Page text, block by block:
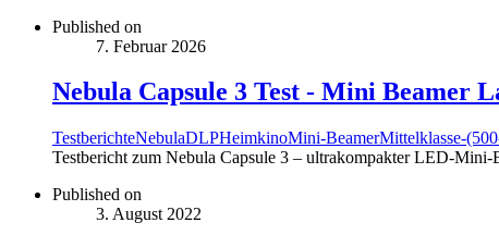
Published on
7. Februar 2026
Nebula Capsule 3 Test - Mini Beamer
TestberichteNebulaDLPHeimkinoMini-BeamerMittelklasse-
Testbericht zum Nebula Capsule 3 – ultrakompakter LED-
Published on
3. August 2022